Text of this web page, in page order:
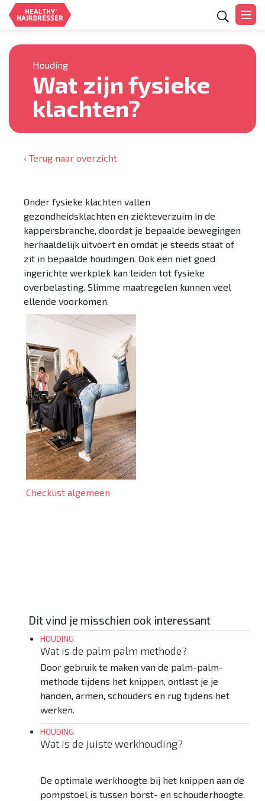
Houding
Wat zijn fysieke
klachten?
‹ Terug naar overzicht
Onder fysieke klachten vallen
gezondheidsklachten en ziekteverzuim in de
kappersbranche, doordat je bepaalde bewegingen
herhaaldelijk uitvoert en omdat je steeds staat of
zit in bepaalde houdingen. Ook een niet goed
ingerichte werkplek kan leiden tot fysieke
overbelasting. Slimme maatregelen kunnen veel
ellende voorkomen.
Checklist algemeen
Dit vind je misschien ook interessant
HOUDING
Wat is de palm palm methode?
Door gebruik te maken van de palm-palm-
methode tijdens het knippen, ontlast je je
handen, armen, schouders en rug tijdens het
werken.
HOUDING
Wat is de juiste werkhouding?
De optimale werkhoogte bij het knippen aan de
pompstoel is tussen borst- en schouderhoogte.